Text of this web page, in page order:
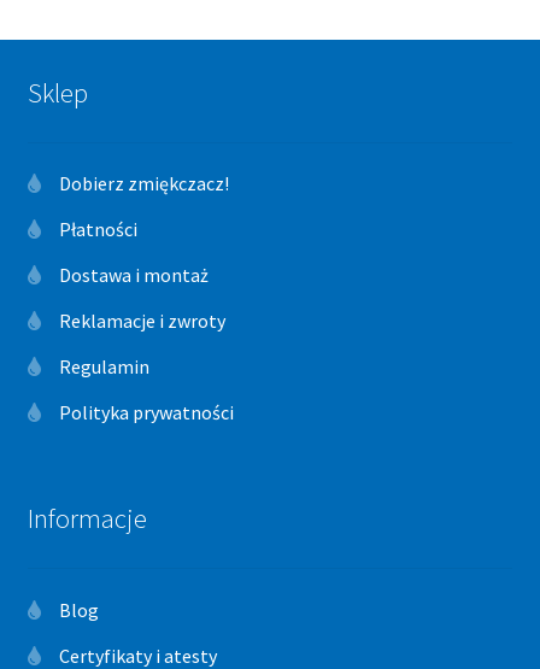
Sklep
Dobierz zmiękczacz!
Płatności
Dostawa i montaż
Reklamacje i zwroty
Regulamin
Polityka prywatności
Informacje
Blog
Certyfikaty i atesty